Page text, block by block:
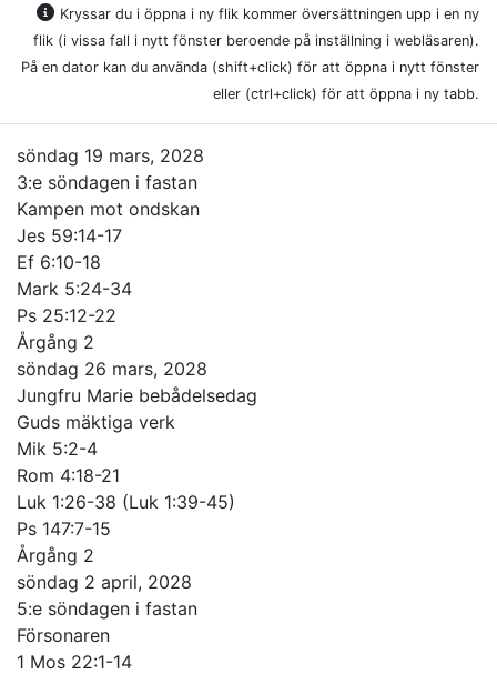
Kryssar du i öppna i ny flik kommer översättningen upp i en ny
flik (i vissa fall i nytt fönster beroende på inställning i webläsaren).
På en dator kan du använda (shift+click) för att öppna i nytt fönster
eller (ctrl+click) för att öppna i ny tabb.
söndag 19 mars, 2028
3:e söndagen i fastan
Kampen mot ondskan
Jes 59:14-17
Ef 6:10-18
Mark 5:24-34
Ps 25:12-22
Årgång 2
söndag 26 mars, 2028
Jungfru Marie bebådelsedag
Guds mäktiga verk
Mik 5:2-4
Rom 4:18-21
Luk 1:26-38 (Luk 1:39-45)
Ps 147:7-15
Årgång 2
söndag 2 april, 2028
5:e söndagen i fastan
Försonaren
1 Mos 22:1-14